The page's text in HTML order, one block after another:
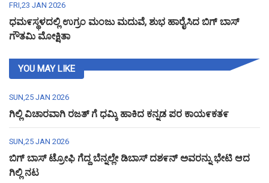
FRI,23 JAN 2026
ಧಮ೯ಸ್ಥಳದಲ್ಲಿ ಉಗ್ರಂ ಮಂಜು ಮದುವೆ, ಶುಭ ಹಾರೈಸಿದ ಬಿಗ್ ಬಾಸ್
ಗೌತಮಿ ಮೋಕ್ಷಿತಾ
YOU MAY LIKE
SUN,25 JAN 2026
ಗಿಲ್ಲಿ ವಿಚಾರವಾಗಿ ರಜತ್ ಗೆ ಧಮ್ಕಿ ಹಾಕಿದ ಕನ್ನಡ ಪರ ಕಾಯ೯ಕತ೯
SUN,25 JAN 2026
ಬಿಗ್ ಬಾಸ್ ಟ್ರೋಫಿ ಗೆದ್ದ ಬೆನ್ನಲ್ಲೇ ಡಿಬಾಸ್ ದಶ೯ನ್ ಅವರನ್ನು ಭೇಟಿ ಆದ
ಗಿಲ್ಲಿ ನಟ